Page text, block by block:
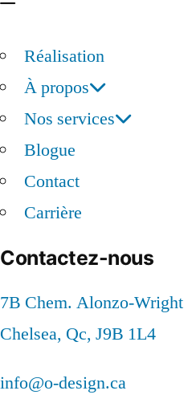
Réalisation
À propos
Nos services
Blogue
Contact
Carrière
Contactez-nous
7B Chem. Alonzo-Wright
Chelsea, Qc, J9B 1L4
info@o-design.ca